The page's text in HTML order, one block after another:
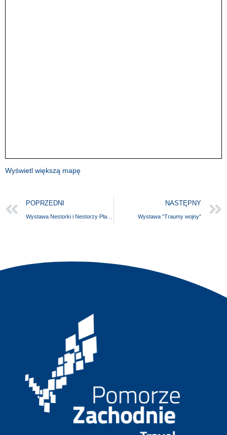
Wyświetl większą mapę
POPRZEDNI NASTĘPNY
Wystawa “Traumy wojny”